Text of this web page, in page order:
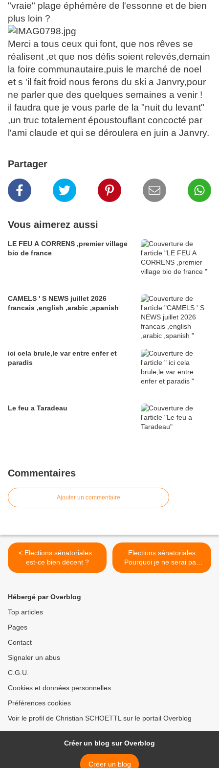
"vraie" plage éphémère de l'essonne et de bien
plus loin ?
Merci a tous ceux qui font, que nos rêves se
réalisent ,et que nos défis soient relevés,demain
la foire communautaire,puis le marché de noel
et s 'il fait froid nous ferons du ski a Janvry,pour
ne parler que des quelques semaines a venir !
il faudra que je vous parle de la "nuit du levant"
,un truc totalement époustouflant concocté par
l'ami claude et qui se déroulera en juin a Janvry.
Partager
Vous aimerez aussi
LE FEU A CORRENS ,premier village
bio de france
CAMELS ' S NEWS juillet 2026
francais ,english ,arabic ,spanish
ici cela brule,le var entre enfer et
paradis
Le feu a Taradeau
Commentaires
Ajouter un commentaire
< Elections sénatoriales :
est-ce bien décent ?
Elections sénatoriales
Pourquoi je ne serai pas
candidat aux élections
Hébergé par Overblog
Top articles
Pages
Contact
Signaler un abus
C.G.U.
Cookies et données personnelles
Préférences cookies
Voir le profil de Christian SCHOETTL sur le portail Overblog
Créer un blog sur Overblog
Créer un blog